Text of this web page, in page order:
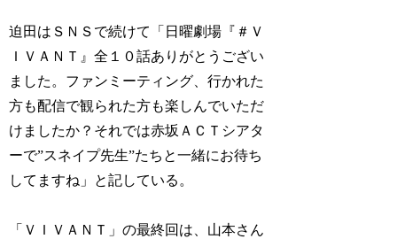
迫田はＳＮＳで続けて「日曜劇場『＃Ｖ
ＩＶＡＮＴ』全１０話ありがとうござい
ました。ファンミーティング、行かれた
方も配信で観られた方も楽しんでいただ
けましたか？それでは赤坂ＡＣＴシアタ
ーで”スネイプ先生”たちと一緒にお待ち
してますね」と記している。
「ＶＩＶＡＮＴ」の最終回は、山本さん